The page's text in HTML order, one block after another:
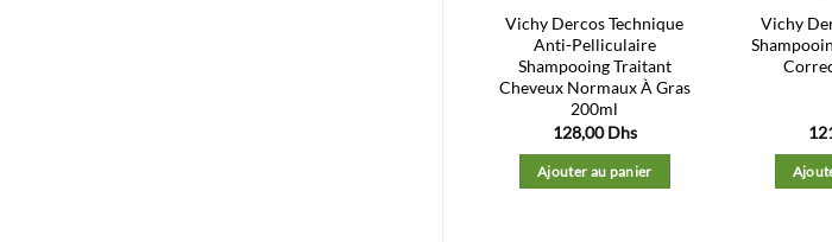
Vichy Dercos Technique
Anti-Pelliculaire
Shampooing Traitant
Cheveux Normaux À Gras
200ml
128,00Dhs
Ajouter au panier
Vichy